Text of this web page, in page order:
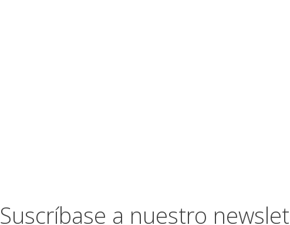
Suscríbase a nuestro